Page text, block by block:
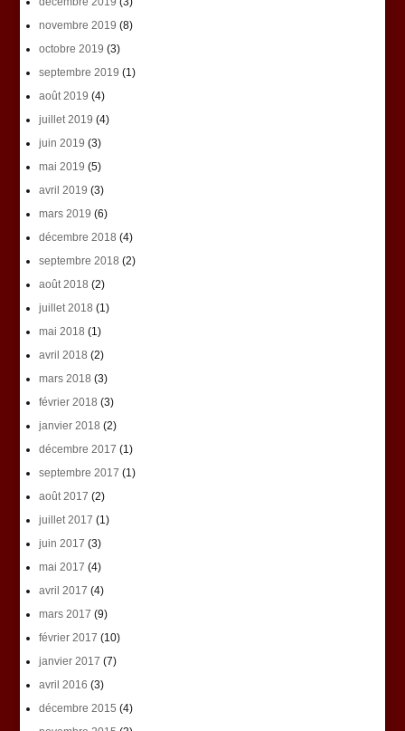
novembre 2019 (8)
octobre 2019 (3)
septembre 2019 (1)
août 2019 (4)
juillet 2019 (4)
juin 2019 (3)
mai 2019 (5)
avril 2019 (3)
mars 2019 (6)
décembre 2018 (4)
septembre 2018 (2)
août 2018 (2)
juillet 2018 (1)
mai 2018 (1)
avril 2018 (2)
mars 2018 (3)
février 2018 (3)
janvier 2018 (2)
décembre 2017 (1)
septembre 2017 (1)
août 2017 (2)
juillet 2017 (1)
juin 2017 (3)
mai 2017 (4)
avril 2017 (4)
mars 2017 (9)
février 2017 (10)
janvier 2017 (7)
avril 2016 (3)
décembre 2015 (4)